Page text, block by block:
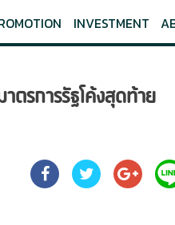
INVESTMENT
ตรการรัฐโค้งสุดท้าย